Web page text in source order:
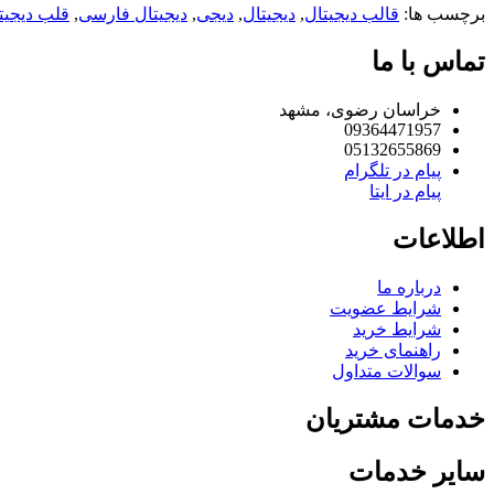
برچسب ها: قالب دیجیتال, دیجیتال, دیجی, دیجیتال فارسی, قلب
تماس با ما
خراسان رضوی، مشهد
09364471957
05132655869
پیام در تلگرام
پیام در ایتا
اطلاعات
درباره ما
شرایط عضویت
شرایط خرید
راهنمای خرید
سوالات متداول
خدمات مشتریان
سایر خدمات